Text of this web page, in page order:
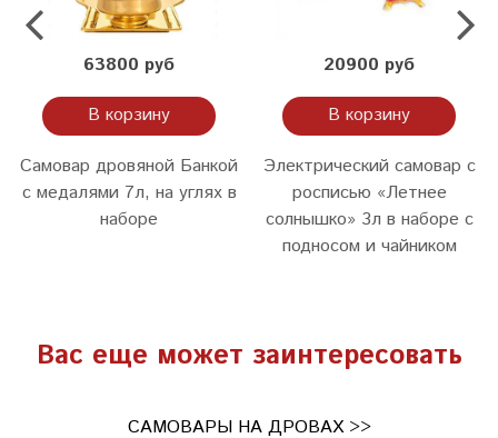
63800 руб
В корзину
Самовар дровяной Банкой
с медалями 7л, на углях в
наборе
20900 руб
В корзину
Электрический самовар с
росписью «Летнее
солнышко» 3л в наборе с
подносом и чайником
Вас еще может заинтересовать
САМОВАРЫ НА ДРОВАХ >>